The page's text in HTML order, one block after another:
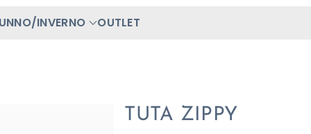
INVERNO OUTLET
TUTA ZIPPY